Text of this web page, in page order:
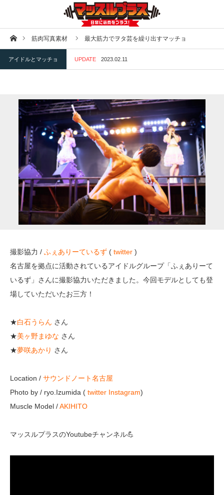
ホーム筋肉写真素材 最大筋力でヲタ芸を繰り出すマッチョ
アイドルとマッチョ UPDATE 2023.02.11
撮影協力 / ふぇありーているず ( twitter )
名古屋を拠点に活動されているアイドルグループ「ふぇありーて
いるず」さんに撮影協力いただきました。今回モデルとしても登
場していただいたお三方！
★白石うらん さん
★美ヶ野まゆな さん
★夢咲あかり さん
Location / サウンドノート名古屋
Photo by / ryo.Izumida ( twitter Instagram)
Muscle Model /AKIHITO
マッスルプラスのYoutubeチャンネル💪